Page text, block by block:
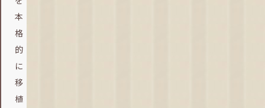
本
格
的
に
移
植